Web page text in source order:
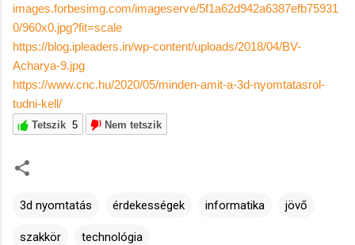
images.forbesimg.com/imageserve/5f1a62d942a6387efb75931
0/960x0.jpg?fit=scale
https://blog.ipleaders.in/wp-content/uploads/2018/04/BV-
Acharya-9.jpg
https://www.cnc.hu/2020/05/minden-amit-a-3d-nyomtatasrol-
tudni-kell/
Tetszik 5 Nem tetszik
3d nyomtatás érdekességek informatika jövő
szakkör technológia